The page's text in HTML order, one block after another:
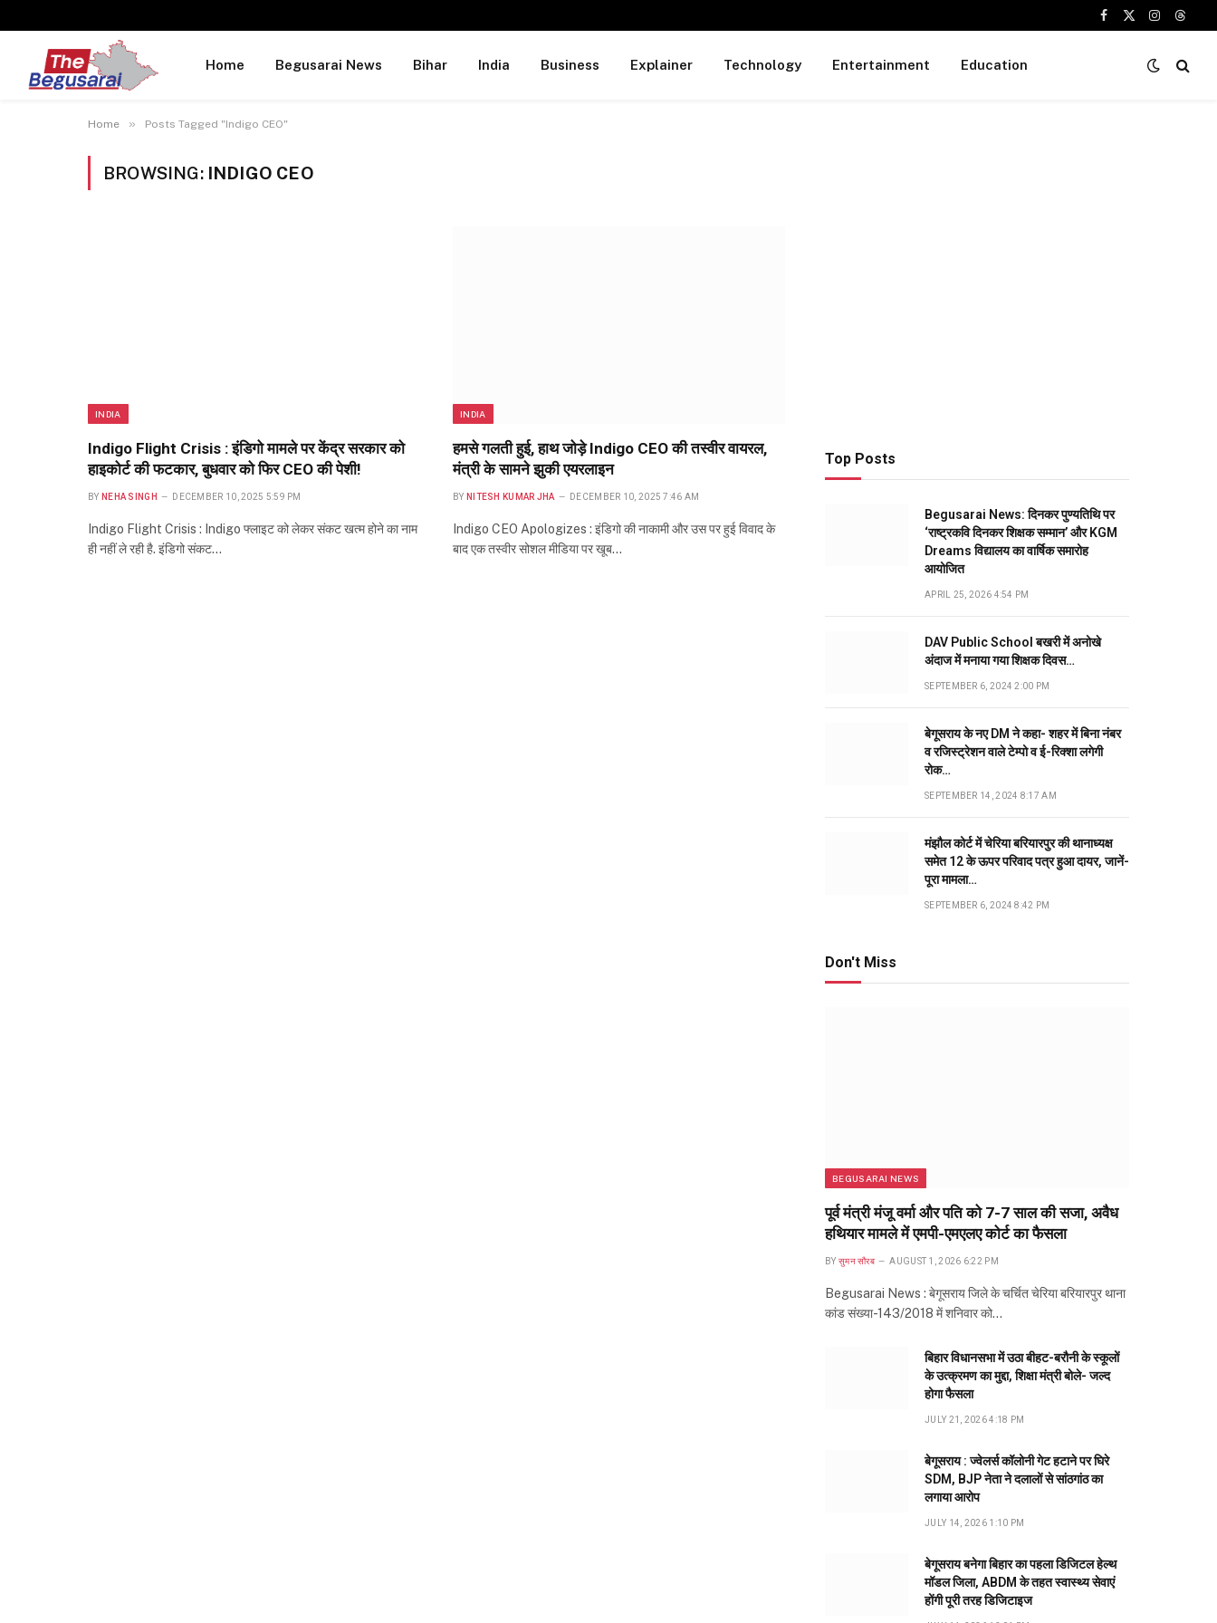
Facebook
X
Instagram
Home Begusarai News Bihar India Business Explainer Technology Entertainment Education
Home » Posts Tagged "Indigo CEO"
BROWSING: INDIGO CEO
INDIA
Indigo Flight Crisis : इंडिगो मामले पर केंद्र सरकार को
हाइकोर्ट की फटकार, बुधवार को फिर CEO की पेशी!
BY NEHA SINGH DECEMBER 10, 2025 5:59 PM
Indigo Flight Crisis : Indigo फ्लाइट को लेकर संकट खत्म होने का नाम
ही नहीं ले रही है. इंडिगो संकट…
INDIA
हमसे गलती हुई, हाथ जोड़े Indigo CEO की तस्वीर वायरल,
मंत्री के सामने झुकी एयरलाइन
BY NITESH KUMAR JHA DECEMBER 10, 2025 7:46 AM
Indigo CEO Apologizes : इंडिगो की नाकामी और उस पर हुई विवाद के
बाद एक तस्वीर सोशल मीडिया पर खूब…
Top Posts
Begusarai News: दिनकर पुण्यतिथि पर
‘राष्ट्रकवि दिनकर शिक्षक सम्मान’ और KGM
Dreams विद्यालय का वार्षिक समारोह
आयोजित
APRIL 25, 2026 4:54 PM
DAV Public School बखरी में अनोखे
अंदाज में मनाया गया शिक्षक दिवस…
SEPTEMBER 6, 2024 2:00 PM
बेगूसराय के नए DM ने कहा- शहर में बिना नंबर
व रजिस्ट्रेशन वाले टेम्पो व ई-रिक्शा लगेगी
रोक…
SEPTEMBER 14, 2024 8:17 AM
मंझौल कोर्ट में चेरिया बरियारपुर की थानाध्यक्ष
समेत 12 के ऊपर परिवाद पत्र हुआ दायर, जानें-
पूरा मामला…
SEPTEMBER 6, 2024 8:42 PM
Don't Miss
BEGUSARAI NEWS
पूर्व मंत्री मंजू वर्मा और पति को 7-7 साल की सजा, अवैध
हथियार मामले में एमपी-एमएलए कोर्ट का फैसला
BY सुमन सौरब AUGUST 1, 2026 6:22 PM
Begusarai News : बेगूसराय जिले के चर्चित चेरिया बरियारपुर थाना
कांड संख्या-143/2018 में शनिवार को…
बिहार विधानसभा में उठा बीहट-बरौनी के स्कूलों
के उत्क्रमण का मुद्दा, शिक्षा मंत्री बोले- जल्द
होगा फैसला
JULY 21, 2026 4:18 PM
बेगूसराय : ज्वेलर्स कॉलोनी गेट हटाने पर घिरे
SDM, BJP नेता ने दलालों से सांठगांठ का
लगाया आरोप
JULY 14, 2026 1:10 PM
बेगूसराय बनेगा बिहार का पहला डिजिटल हेल्थ
मॉडल जिला, ABDM के तहत स्वास्थ्य सेवाएं
होंगी पूरी तरह डिजिटाइज